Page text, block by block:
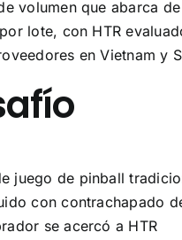
volumen que abarca
lote, con HTR
en Vietnam y
juego de pinball
con contrachapado
se acercó a HTR